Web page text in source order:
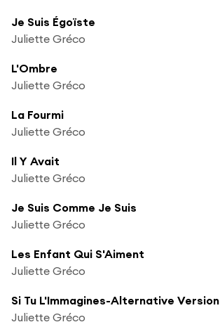
Je Suis Égoïste
Juliette Gréco
L'Ombre
Juliette Gréco
La Fourmi
Juliette Gréco
Il Y Avait
Juliette Gréco
Je Suis Comme Je Suis
Juliette Gréco
Les Enfant Qui S'Aiment
Juliette Gréco
Si Tu L'Immagines-Alternative Version
Juliette Gréco